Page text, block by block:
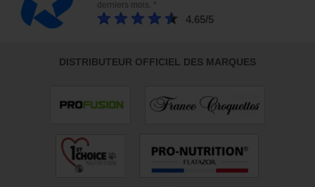
derniers mois. *
4.65/5
DISTRIBUTEUR OFFICIEL DES MARQUES